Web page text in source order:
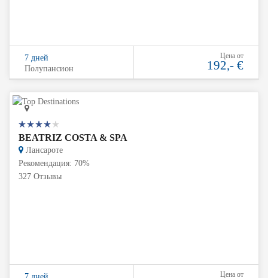
7 дней
Полупансион
Цена от
192,- €
BEATRIZ COSTA & SPA
Лансароте
Рекомендация: 70%
327 Отзывы
Цена от